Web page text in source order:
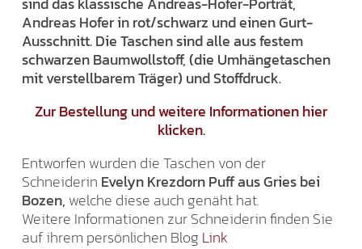
Andreas Hofer in rot/schwarz und einen Gurt-
Ausschnitt. Die Taschen sind alle aus festem
schwarzen Baumwollstoff, (die Umhängetaschen
mit verstellbarem Träger) und Stoffdruck.
Zur Bestellung und weitere Informationen hier
klicken.
Entworfen wurden die Taschen von der
Schneiderin Evelyn Krezdorn Puff aus Gries bei
Bozen, welche diese auch genäht hat.
Weitere Informationen zur Schneiderin finden Sie
auf ihrem persönlichen Blog Link